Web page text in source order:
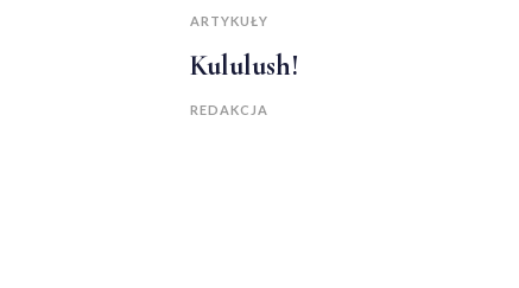
ARTYKUŁY
Kululush!
REDAKCJA